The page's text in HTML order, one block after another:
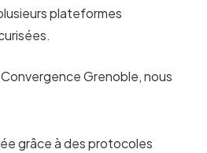
plateformes
Grenoble, nous
grâce à des protocoles